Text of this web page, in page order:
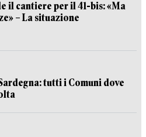
il cantiere per il 41-bis: «Ma
– La situazione
tutti i Comuni dove